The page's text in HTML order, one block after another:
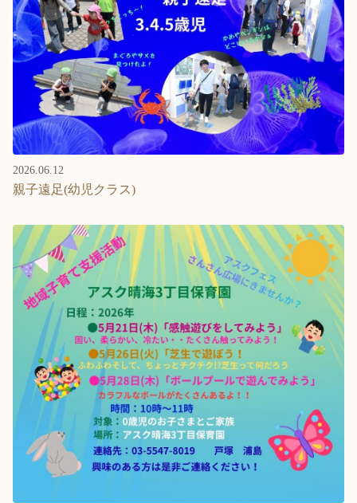
2026.06.12
親子遠足(幼児クラス)